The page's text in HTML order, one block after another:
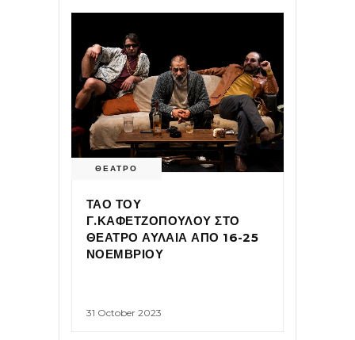
ΘΕΑΤΡΟ
ΤΑΟ ΤΟΥ
Γ.ΚΑΦΕΤΖΟΠΟΥΛΟΥ ΣΤΟ
ΘΕΑΤΡΟ ΑΥΛΑΙΑ ΑΠΟ 16-25
ΝΟΕΜΒΡΙΟΥ
31 October 2023